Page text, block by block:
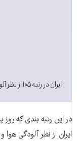
ایران در رتبه ۱۰۵ از نظر آلودگی هوا قرار دارد